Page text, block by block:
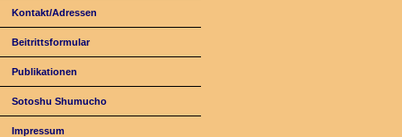
Kontakt/Adressen
Beitrittsformular
Publikationen
Sotoshu Shumucho
Impressum